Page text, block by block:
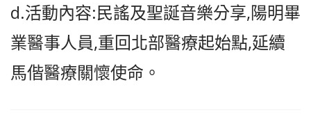
d.活動內容:民謠及聖誕音樂分享,陽明畢
業醫事人員,重回北部醫療起始點,延續
馬偕醫療關懷使命。